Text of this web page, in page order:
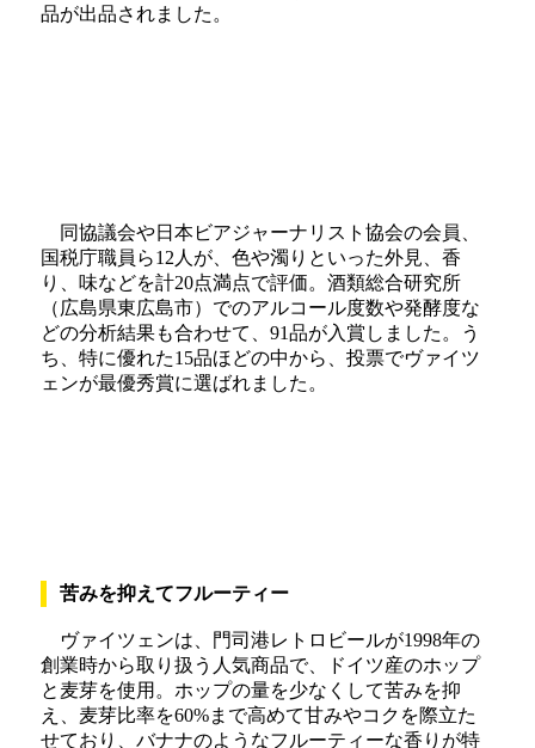
品が出品されました。
同協議会や日本ビアジャーナリスト協会の会員、
国税庁職員ら12人が、色や濁りといった外見、香
り、味などを計20点満点で評価。酒類総合研究所
（広島県東広島市）でのアルコール度数や発酵度な
どの分析結果も合わせて、91品が入賞しました。う
ち、特に優れた15品ほどの中から、投票でヴァイツ
ェンが最優秀賞に選ばれました。
苦みを抑えてフルーティー
ヴァイツェンは、門司港レトロビールが1998年の
創業時から取り扱う人気商品で、ドイツ産のホップ
と麦芽を使用。ホップの量を少なくして苦みを抑
え、麦芽比率を60%まで高めて甘みやコクを際立た
せており、バナナのようなフルーティーな香りが特